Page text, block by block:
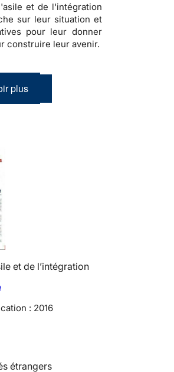
et de l'intégration
sur leur situation et
pour leur donner
construire leur avenir.
plus
et de l’intégration
: 2016
étrangers